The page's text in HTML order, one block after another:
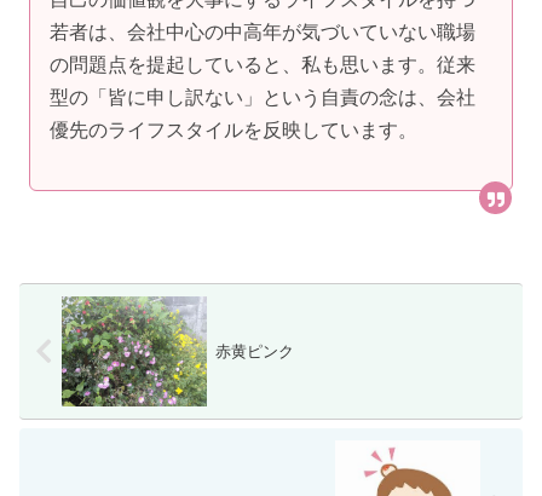
若者は、会社中心の中高年が気づいていない職場
の問題点を提起していると、私も思います。従来
型の「皆に申し訳ない」という自責の念は、会社
優先のライフスタイルを反映しています。
赤黄ピンク